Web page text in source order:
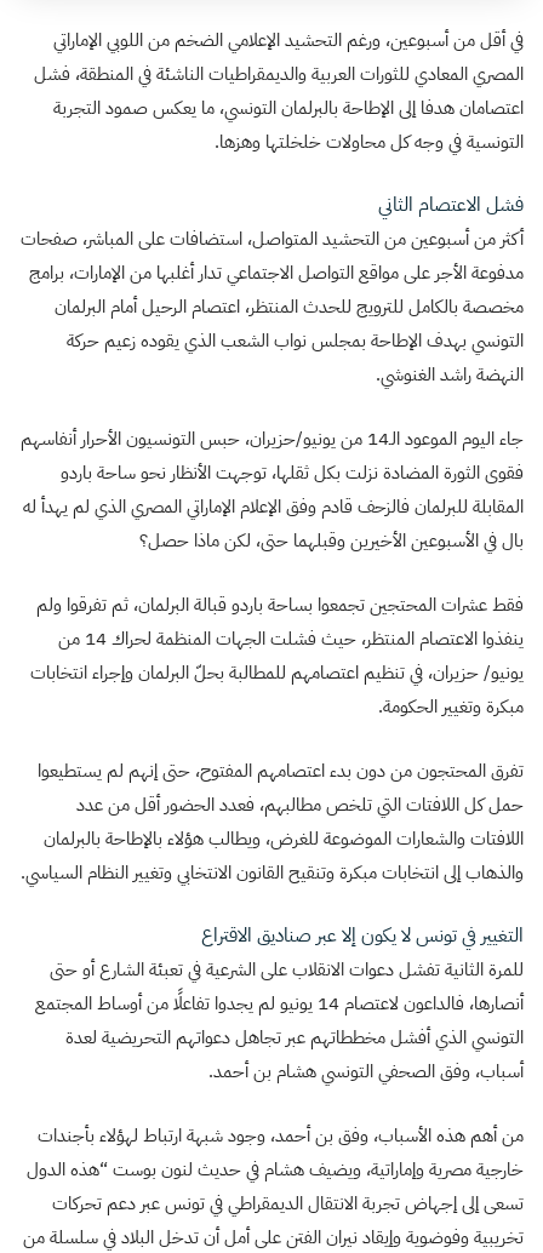
في أقل من أسبوعين، ورغم التحشيد الإعلامي الضخم من اللوبي الإماراتي
المصري المعادي للثورات العربية والديمقراطيات الناشئة في المنطقة، فشل
اعتصامان هدفا إلى الإطاحة بالبرلمان التونسي، ما يعكس صمود التجربة
التونسية في وجه كل محاولات خلخلتها وهزها.
فشل الاعتصام الثاني
أكثر من أسبوعين من التحشيد المتواصل، استضافات على المباشر، صفحات
مدفوعة الأجر على مواقع التواصل الاجتماعي تدار أغلبها من الإمارات، برامج
مخصصة بالكامل للترويج للحدث المنتظر، اعتصام الرحيل أمام البرلمان
التونسي بهدف الإطاحة بمجلس نواب الشعب الذي يقوده زعيم حركة
النهضة راشد الغنوشي.
جاء اليوم الموعود الـ14 من يونيو/حزيران، حبس التونسيون الأحرار أنفاسهم
فقوى الثورة المضادة نزلت بكل ثقلها، توجهت الأنظار نحو ساحة باردو
المقابلة للبرلمان فالزحف قادم وفق الإعلام الإماراتي المصري الذي لم يهدأ له
بال في الأسبوعين الأخيرين وقبلهما حتى، لكن ماذا حصل؟
فقط عشرات المحتجين تجمعوا بساحة باردو قبالة البرلمان، ثم تفرقوا ولم
ينفذوا الاعتصام المنتظر، حيث فشلت الجهات المنظمة لحراك 14 من
يونيو/ حزيران، في تنظيم اعتصامهم للمطالبة بحلّ البرلمان وإجراء انتخابات
مبكرة وتغيير الحكومة.
تفرق المحتجون من دون بدء اعتصامهم المفتوح، حتى إنهم لم يستطيعوا
حمل كل اللافتات التي تلخص مطالبهم، فعدد الحضور أقل من عدد
اللافتات والشعارات الموضوعة للغرض، ويطالب هؤلاء بالإطاحة بالبرلمان
والذهاب إلى انتخابات مبكرة وتنقيح القانون الانتخابي وتغيير النظام السياسي.
التغيير في تونس لا يكون إلا عبر صناديق الاقتراع
للمرة الثانية تفشل دعوات الانقلاب على الشرعية في تعبئة الشارع أو حتى
أنصارها، فالداعون لاعتصام 14 يونيو لم يجدوا تفاعلًا من أوساط المجتمع
التونسي الذي أفشل مخططاتهم عبر تجاهل دعواتهم التحريضية لعدة
أسباب، وفق الصحفي التونسي هشام بن أحمد.
من أهم هذه الأسباب، وفق بن أحمد، وجود شبهة ارتباط لهؤلاء بأجندات
خارجية مصرية وإماراتية، ويضيف هشام في حديث لنون بوست “هذه الدول
تسعى إلى إجهاض تجربة الانتقال الديمقراطي في تونس عبر دعم تحركات
تخريبية وفوضوية وإيقاد نيران الفتن على أمل أن تدخل البلاد في سلسلة من